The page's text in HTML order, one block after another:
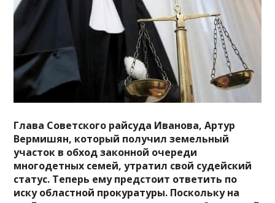
Глава Советского райсуда Иванова, Артур
Вермишян, который получил земельный
участок в обход законной очереди
многодетных семей, утратил свой судейский
статус. Теперь ему предстоит ответить по
иску областной прокуратуры. Поскольку на